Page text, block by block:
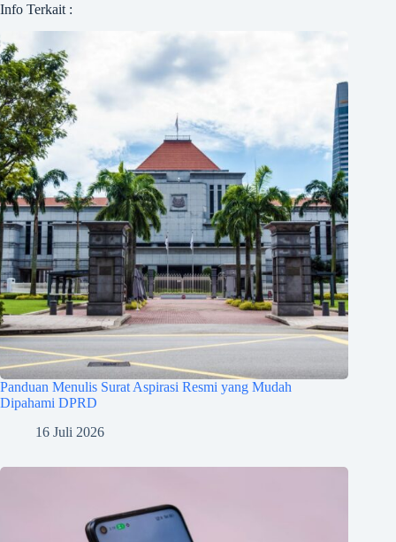
Info Terkait :
Panduan Menulis Surat Aspirasi Resmi yang Mudah
Dipahami DPRD
16 Juli 2026